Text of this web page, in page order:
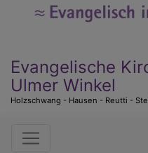
Evangelische
Ulmer Winkel
Holzschwang - Hausen - Reutti -